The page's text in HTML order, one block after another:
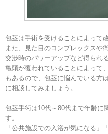
包茎は手術を受けることによって
また、見た目のコンプレックスや
交渉時のパワーアップなど得られ
亀頭が覆われていることによって
もあるので、包茎に悩んでいる方
に相談してみましょう。
包茎手術は10代～80代まで年齢に
す。
「公共施設での入浴が気になる